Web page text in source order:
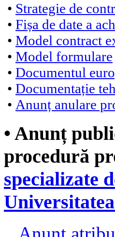
• Strategie de
• Fișa de date a
• Model contract
• Model formulare
• Documentul
• Documentație
• Anunț anulare
• Anunț
procedură
specializate